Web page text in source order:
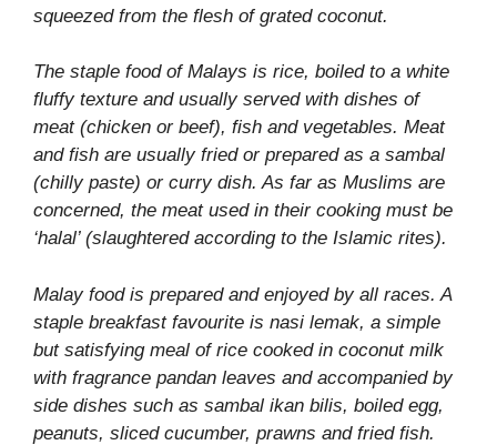
squeezed from the flesh of grated coconut.
The staple food of Malays is rice, boiled to a white
fluffy texture and usually served with dishes of
meat (chicken or beef), fish and vegetables. Meat
and fish are usually fried or prepared as a sambal
(chilly paste) or curry dish. As far as Muslims are
concerned, the meat used in their cooking must be
‘halal’ (slaughtered according to the Islamic rites).
Malay food is prepared and enjoyed by all races. A
staple breakfast favourite is nasi lemak, a simple
but satisfying meal of rice cooked in coconut milk
with fragrance pandan leaves and accompanied by
side dishes such as sambal ikan bilis, boiled egg,
peanuts, sliced cucumber, prawns and fried fish.